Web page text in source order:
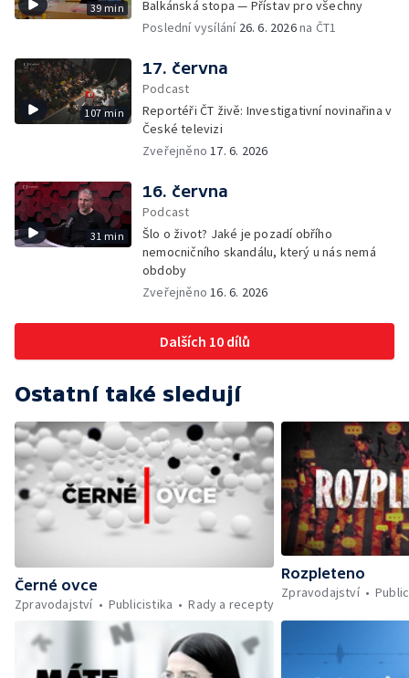
39 min
Balkánská stopa — Přístav pro všechny
Poslední vysílání 26. 6. 2026na ČT1
107 min
17. června
Podcast
Reportéři ČT živě: Investigativní novinařina v
České televizi
Zveřejněno17. 6. 2026
31 min
16. června
Podcast
Šlo o život? Jaké je pozadí obřího
nemocničního skandálu, který u nás nemá
obdoby
Zveřejněno16. 6. 2026
Dalších 10 dílů
Ostatní také sledují
Černé ovce
Zpravodajství
Publicistika Rady a recepty
Rozpleteno
Zpravodajství